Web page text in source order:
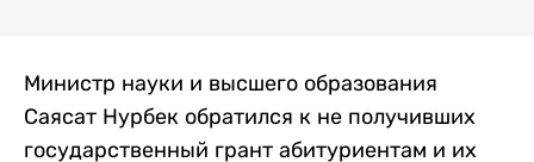
Министр науки и высшего образования
Саясат Нурбек обратился к не получивших
государственный грант абитуриентам и их